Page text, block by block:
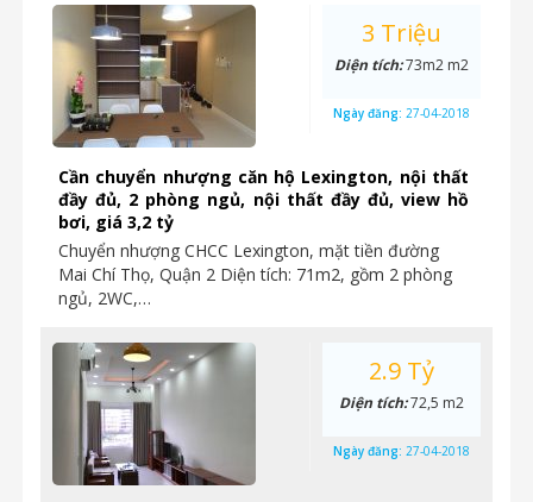
Cần chuyển nhượng căn hộ Lexington, nội thất
đầy đủ, 2 phòng ngủ, nội thất đầy đủ, view hồ
bơi, giá 3,2 tỷ
Chuyển nhượng CHCC Lexington, mặt tiền đường
Mai Chí Thọ, Quận 2 Diện tích: 71m2, gồm 2 phòng
ngủ, 2WC,…
3 Triệu
Diện tích:73m2 m2
Ngày đăng: 27-04-2018
2.9 Tỷ
Diện tích:72,5 m2
Ngày đăng: 27-04-2018